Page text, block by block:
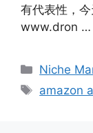
有代表性，
www.dron …
分
Niche
标
amazon